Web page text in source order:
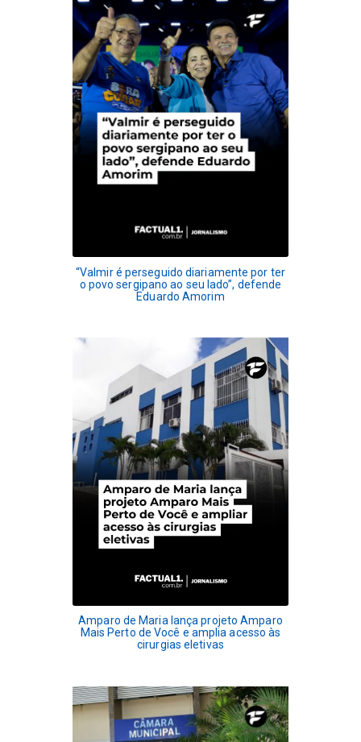
“Valmir é perseguido diariamente por ter
o povo sergipano ao seu lado”, defende
Eduardo Amorim
Amparo de Maria lança projeto Amparo
Mais Perto de Você e amplia acesso às
cirurgias eletivas